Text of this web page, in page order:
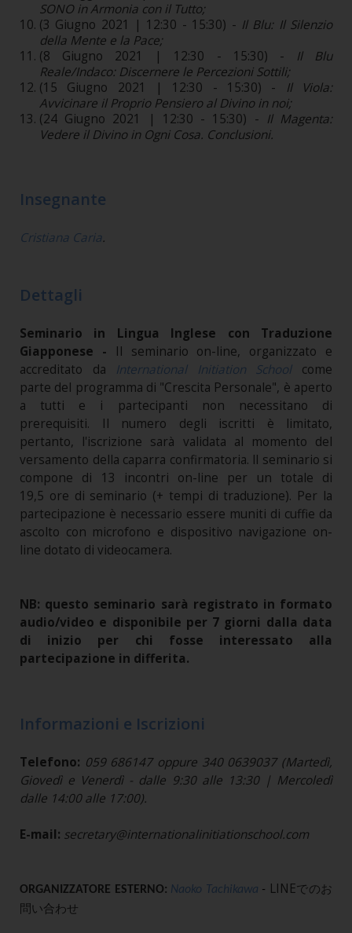
SONO in Armonia con il Tutto;
(3 Giugno 2021 | 12:30 - 15:30) - Il Blu: Il Silenzio
della Mente e la Pace;
(8 Giugno 2021 | 12:30 - 15:30) -
Il Blu
Reale/Indaco: Discernere le Percezioni Sottili;
(15 Giugno 2021 | 12:30 - 15:30) -
Il Viola:
Avvicinare il Proprio Pensiero al Divino in noi;
(24 Giugno 2021 | 12:30 - 15:30) - Il Magenta:
Vedere il Divino in Ogni Cosa. Conclusioni.
Insegnante
Cristiana Caria.
Dettagli
Seminario in Lingua Inglese con Traduzione
Giapponese - Il seminario on-line, organizzato e
accreditato da International Initiation Schoolcome
parte del programma di "Crescita Personale", è aperto
a tutti e i partecipanti non necessitano di
prerequisiti. Il numero degli iscritti è limitato,
pertanto, l'iscrizione sarà validata al momento del
versamento della caparra confirmatoria. ll seminario si
compone di 13 incontri on-line per un totale di
19,5 ore di seminario (+ tempi di traduzione). Per la
partecipazione è necessario essere muniti di cuffie da
ascolto con microfono e dispositivo navigazione on-
line dotato di videocamera.
NB: questo seminario sarà registrato in formato
audio/video e disponibile per 7 giorni dalla data
di inizio per chi fosse interessato alla
partecipazione in differita.
Informazioni e Iscrizioni
Telefono: 059 686147 oppure 340 0639037 (Martedì,
Giovedì e Venerdì - dalle 9:30 alle 13:30 | Mercoledì
dalle 14:00 alle 17:00).
E-mail: secretary@internationalinitiationschool.com
ORGANIZZATORE ESTERNO: Naoko Tachikawa - LINEでのお
問い合わせ